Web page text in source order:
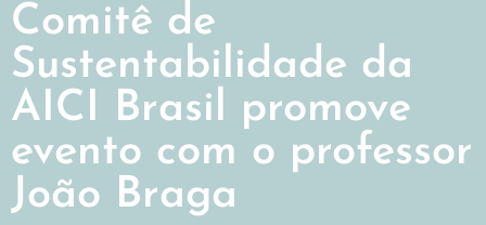
Comitê de
Sustentabilidade da
AICI Brasil promove
evento com o professor
João Braga